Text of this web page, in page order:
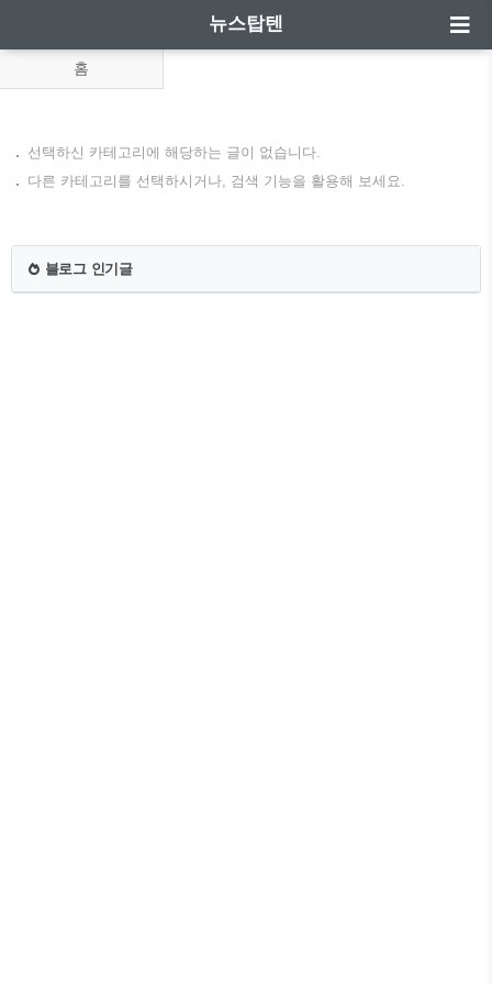
뉴스탑텐
홈
선택하신 카테고리에 해당하는 글이 없습니다.
다른 카테고리를 선택하시거나, 검색 기능을 활용해 보세요.
블로그 인기글